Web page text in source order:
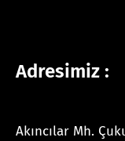
Adresimiz :
Akıncılar Mh.